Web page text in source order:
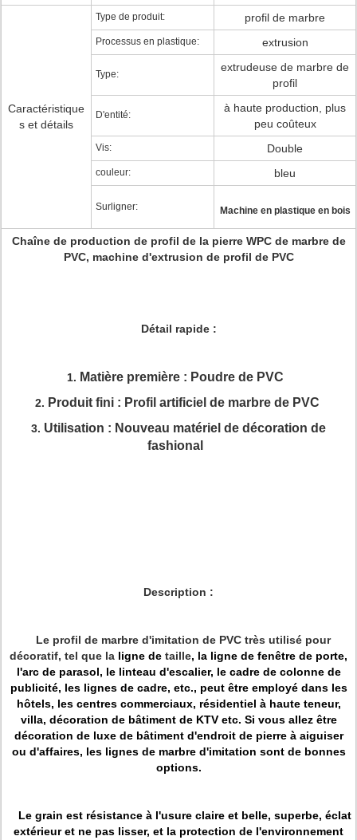
Caractéristique
s et détails
Type de produit: profil de marbre
Processus en plastique: extrusion
Type:
extrudeuse de marbre de
profil
D'entité:
à haute production, plus
peu coûteux
Vis: Double
couleur: bleu
Surligner: Machine en plastique en bois
Chaîne de production de profil de la pierre WPC de marbre de
PVC, machine d'extrusion de profil de PVC
Détail rapide :
1. Matière première : Poudre de PVC
2. Produit fini : Profil artificiel de marbre de PVC
3. Utilisation : Nouveau matériel de décoration de
fashional
Description :
Le profil de marbre d'imitation de PVC très utilisé pour
décoratif, tel que la ligne de taille, la ligne de fenêtre de porte,
l'arc de parasol, le linteau d'escalier, le cadre de colonne de
publicité, les lignes de cadre, etc., peut être employé dans les
hôtels, les centres commerciaux, résidentiel à haute teneur,
villa, décoration de bâtiment de KTV etc. Si vous allez être
décoration de luxe de bâtiment d'endroit de pierre à aiguiser
ou d'affaires, les lignes de marbre d'imitation sont de bonnes
options.
Le grain est résistance à l'usure claire et belle, superbe, éclat
extérieur et ne pas lisser, et la protection de l'environnement